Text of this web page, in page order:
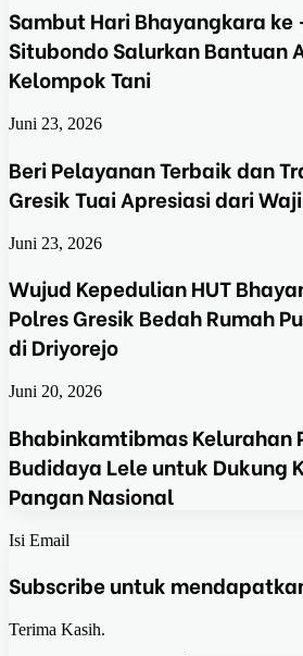
Sambut Hari Bhayangkara ke
Situbondo Salurkan Bantuan
Kelompok Tani
Juni 23, 2026
Beri Pelayanan Terbaik dan
Gresik Tuai Apresiasi dari
Juni 23, 2026
Wujud Kepedulian HUT
Polres Gresik Bedah Rumah
di Driyorejo
Juni 20, 2026
Bhabinkamtibmas Kelurahan
Budidaya Lele untuk Dukung
Pangan Nasional
Isi Email
Subscribe untuk
Terima Kasih.